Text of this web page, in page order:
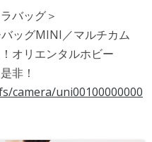
バッグ＞
ッグMINI／マルチカム
オリエンタルホビー
非！
camera/uni00100000000